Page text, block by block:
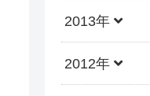
2013年
2012年